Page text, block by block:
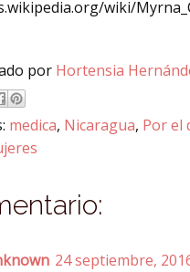
wiki/
por Hortensia
medica, Nicaragua, Por el
24 septiembre,